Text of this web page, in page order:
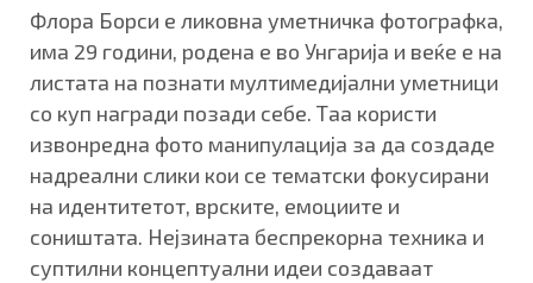
Флора Борси е ликовна уметничка фотографка,
има 29 години, родена е во Унгарија и веќе е на
листата на познати мултимедијални уметници
со куп награди позади себе. Таа користи
извонредна фото манипулација за да создаде
надреални слики кои се тематски фокусирани
на идентитетот, врските, емоциите и
соништата. Нејзината беспрекорна техника и
суптилни концептуални идеи создаваат